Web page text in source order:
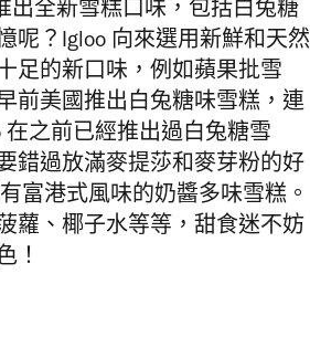
出全新雪糕口味，包括白兔糖
呢？ Igloo 向來選用新鮮和天然
足的新口味，例如蘋果批雪
前美國推出白兔糖味雪糕，連
之前已經推出過白兔糖雪
錯過放滿麥提莎和麥芽粉的好
富港式風味的奶醬多味雪糕。
蘿、椰子水等等，甜食迷不妨
！